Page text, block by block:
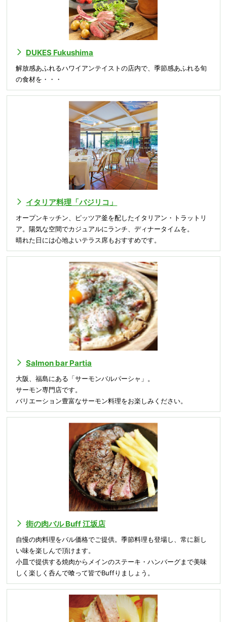
DUKES Fukushima
解放感あふれるハワイアンテイストの店内で、季節感あふれる旬
の食材を・・・
イタリア料理「バジリコ」
オープンキッチン、ピッツア釜を配したイタリアン・トラットリ
ア。陽気な空間でカジュアルにランチ、ディナータイムを。
晴れた日には心地よいテラス席もおすすめです。
Salmon bar Partia
大阪、福島にある「サーモンバルパーシャ」。
サーモン専門店です。
バリエーション豊富なサーモン料理をお楽しみください。
街の肉バル Buff 江坂店
自慢の肉料理をバル価格でご提供。季節料理も登場し、常に新し
い味を楽しんで頂けます。
小皿で提供する焼肉からメインのステーキ・ハンバーグまで美味
しく楽しく呑んで喰って皆でBuffりましょう。